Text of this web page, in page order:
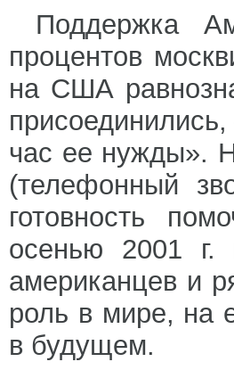
Поддержка
процентов
на США
час ее нужды».
(телефонный
готовность
осенью 2001 г.
американцев и
роль в мире, на
в будущем.